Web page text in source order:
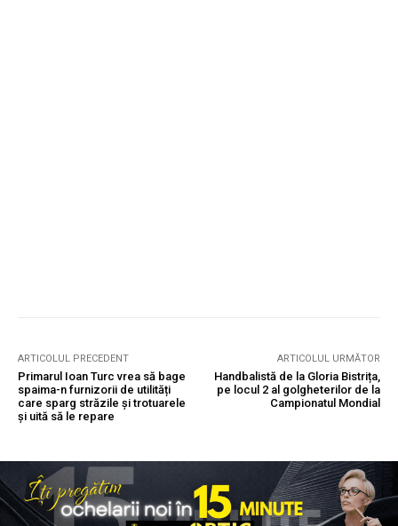
ARTICOLUL PRECEDENT
Primarul Ioan Turc vrea să bage
spaima-n furnizorii de utilități
care sparg străzile și trotuarele
și uită să le repare
ARTICOLUL URMĂTOR
Handbalistă de la Gloria Bistrița,
pe locul 2 al golgheterilor de la
Campionatul Mondial